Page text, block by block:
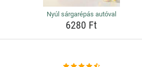
Nyúl sárgarépás autóval
6280 Ft